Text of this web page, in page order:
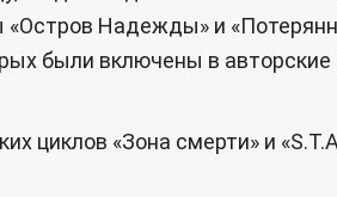
Надежды» и
были включены в
«Зона смерти» и